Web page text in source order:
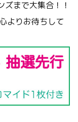
まで大集合！！
よりお待ちして